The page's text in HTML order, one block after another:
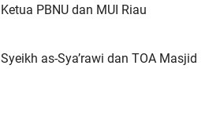
Ketua PBNU dan MUI Riau
Syeikh as-Sya’rawi dan TOA Masjid